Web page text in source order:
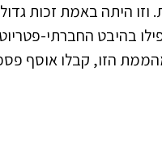
היתה באמת זכות
בהיבט החברתי-
הזו, קבלו אוסף